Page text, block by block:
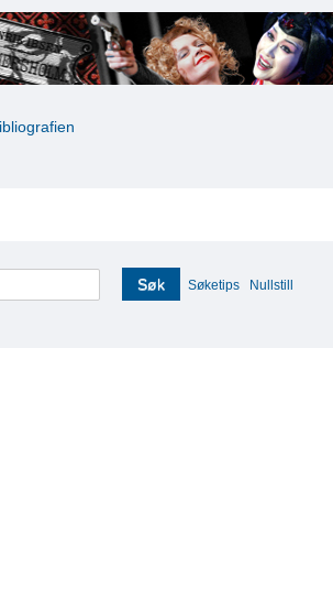
Søk Søketips Nullstill